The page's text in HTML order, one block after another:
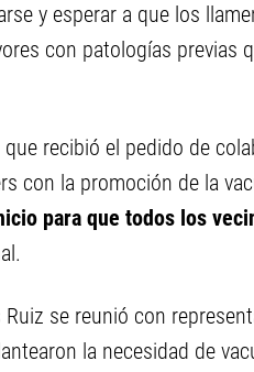
y esperar a que los
con patologías previas
recibió el pedido de
con la promoción de la
para que todos los
se reunió con
la necesidad de